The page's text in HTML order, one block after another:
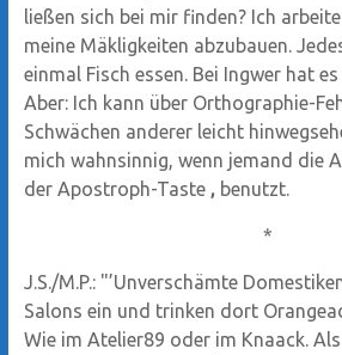
ließen sich bei mir finden? Ich
meine Mäkligkeiten abzubauen.
einmal Fisch essen. Bei Ingwer hat
Aber: Ich kann über Orthographie-
Schwächen anderer leicht
mich wahnsinnig, wenn jemand die
der Apostroph-Taste‚ benutzt.
*
J.S./M.P.: "’Unverschämte
Salons ein und trinken dort
Wie im Atelier89 oder im Knaack.